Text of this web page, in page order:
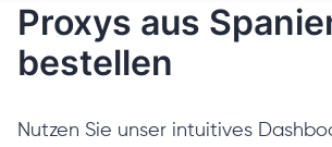
Proxys aus
bestellen
Nutzen Sie unser intuitives